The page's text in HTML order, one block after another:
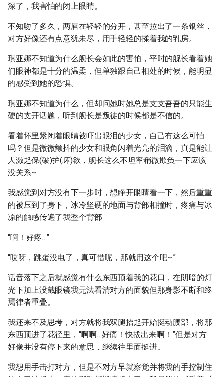
深了，我害怕的闭上眼睛。
不知吻了多久，两唇在轻轻的分开，甚至拉出了一条银丝，
对方好像还有点意犹未尽，用手轻轻的揉着我的乳房。
琪亚娜不知道为什么舰长会如此的害怕，平时的舰长看着她
们眼神都是十分的温柔，但单独跟自己相处的时候，能明显
的感受到她的恐惧。
琪亚娜不知道为什么，但却问她时她总是支支吾吾的只能生
硬的支开话题，听到舰长是叛徒的时候都是不信的。
看着怀里紧闭着眼睛被吓出眼泪的少女，自己有这么可怕
吗？但是微微颤抖的少女和眼角闪着光亮的泪滴，真是能让
人激起保(破)护(坏)欲，舰长这么不坦率稍微欺负一下应该
没关系~
我感觉到对方没有下一步时，想睁开眼睛看一下，然后重重
的被压到了身下，冰冷坚硬的地面与背部相撞时，疼痛与冰
凉的触感传遍了我整个背部
“啊！好疼…”
“哎呀，跳蛋没电了，真可惜呢，那就用这个吧~”
话音落下之后就感觉有什么东西顶着我的花口，在阴暗的灯
光下加上没戴眼镜我无法看清对方的面貌但那身影不断和终
焉律者重叠。
我还来不及思考，对方就将我双腿抬起开始挺动腰部，将那
东西顶进了花径里，“啊啊…好痛！快拔出来啊！”但是对方
好像并没有停下来的意思，继续往里面挺进。
我想用手击打对方，但是不对方早就察觉并将我的手控制住